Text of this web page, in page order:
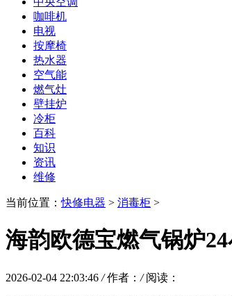
咖啡机
电视
按摩椅
热水器
空气能
燃气灶
壁挂炉
冷柜
百科
知识
资讯
维修
当前位置：快修电器 > 消毒柜 >
海韵欧德宝燃气锅炉
2026-02-04 22:03:46 / 作者： / 阅读：